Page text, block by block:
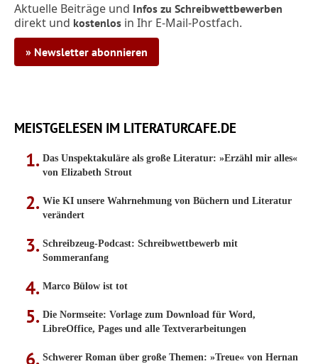
Aktuelle Beiträge und Infos zu Schreibwettbewerben
direkt und kostenlos in Ihr E-Mail-Postfach.
» Newsletter abonnieren
MEISTGELESEN IM LITERATURCAFE.DE
Das Unspektakuläre als große Literatur: »Erzähl mir alles«
von Elizabeth Strout
Wie KI unsere Wahrnehmung von Büchern und Literatur
verändert
Schreibzeug-Podcast: Schreibwettbewerb mit
Sommeranfang
Marco Bülow ist tot
Die Normseite: Vorlage zum Download für Word,
LibreOffice, Pages und alle Textverarbeitungen
Schwerer Roman über große Themen: »Treue« von Hernan